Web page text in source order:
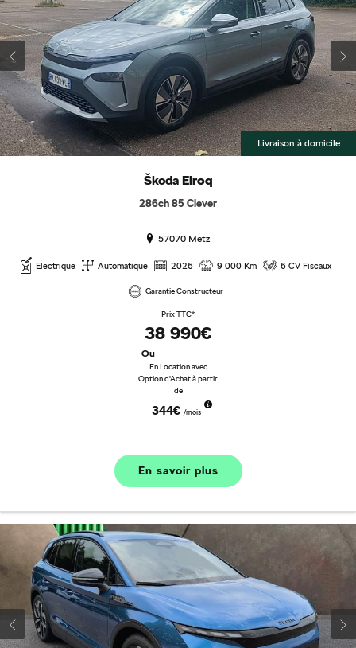
Livraison à domicile
Škoda Elroq
286ch 85 Clever
57070 Metz
Electrique Automatique 2026 9 000 Km 6 CV Fiscaux
Garantie Constructeur
Prix TTC*
38 990€
Ou
En Location avec
Option d'Achat à partir
de
344€ /mois
En savoir plus